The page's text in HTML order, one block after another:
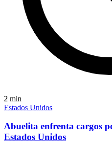
2 min
Estados Unidos
Abuelita enfrenta cargos
Estados Unidos